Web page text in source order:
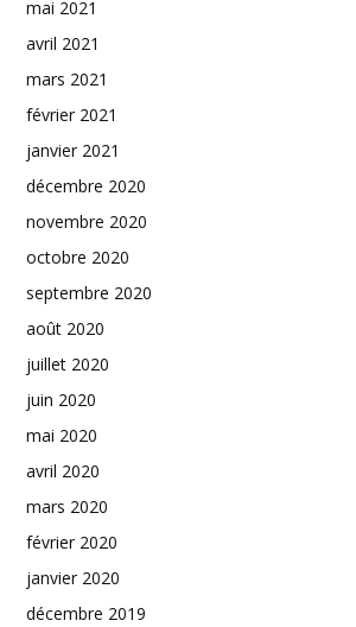
mai 2021
avril 2021
mars 2021
février 2021
janvier 2021
décembre 2020
novembre 2020
octobre 2020
septembre 2020
août 2020
juillet 2020
juin 2020
mai 2020
avril 2020
mars 2020
février 2020
janvier 2020
décembre 2019